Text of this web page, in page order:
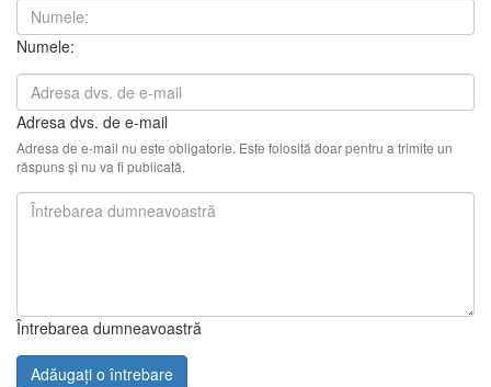
Numele:
Adresa dvs. de e-mail
Adresa de e-mail nu este obligatorie. Este folosită doar pentru a trimite un
răspuns și nu va fi publicată.
Întrebarea dumneavoastră
Adăugați o întrebare